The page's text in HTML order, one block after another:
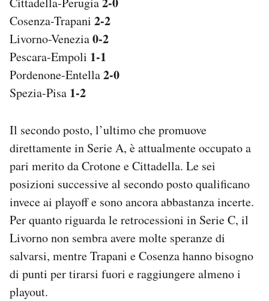
Cosenza-Trapani 2-2
Livorno-Venezia0-2
Pescara-Empoli 1-1
Pordenone-Entella2-0
Spezia-Pisa 1-2
Il secondo posto, l’ultimo che promuove
direttamente in Serie A, è attualmente occupato a
pari merito da Crotone e Cittadella. Le sei
posizioni successive al secondo posto qualificano
invece ai playoff e sono ancora abbastanza incerte.
Per quanto riguarda le retrocessioni in Serie C, il
Livorno non sembra avere molte speranze di
salvarsi, mentre Trapani e Cosenza hanno bisogno
di punti per tirarsi fuori e raggiungere almeno i
playout.